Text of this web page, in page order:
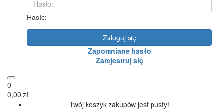
Hasło:
Zaloguj się
Zapomniane hasło
Zarejestruj się
0
0,00 zł
Twój koszyk zakupów jest pusty!